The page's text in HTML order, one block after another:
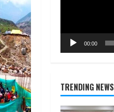
00:00
TRENDING NEWS
2